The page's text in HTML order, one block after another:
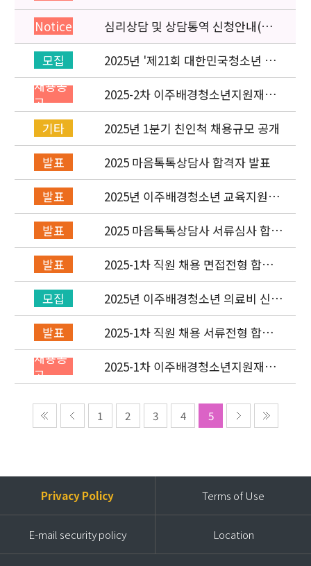
검사 연수동영상 개편 안내
Notice
심리상담 및 상담통역 신청안내(의뢰
서첨부)
모집
2025년 '제21회 대한민국청소년 박
람회' 이주배경청소년지원재단 홍보
운영 부스 자원봉사자 신청·접수
채용공
고
2025-2차 이주배경청소년지원재단
직원(개발협력부) 채용공고 (~5/6)
기타
2025년 1분기 친인척 채용규모 공개
발표
2025 마음톡톡상담사 합격자 발표
발표
2025년 이주배경청소년 교육지원사
업 레인보우스쿨 개설기관 선정 결과
발표
2025 마음톡톡상담사 서류심사 합격
자 발표
발표
2025-1차 직원 채용 면접전형 합격
자 발표 및 적격심사 안내
모집
2025년 이주배경청소년 의료비 신청
(1차) 안내
발표
2025-1차 직원 채용 서류전형 합격
자 발표 및 면접전형 안내
채용공
고
2025-1차 이주배경청소년지원재단
직원(개발협력부) 채용공고 (~2/2)
1 2 3 4 5
Privacy Policy Terms of Use
E-mail security policy Location